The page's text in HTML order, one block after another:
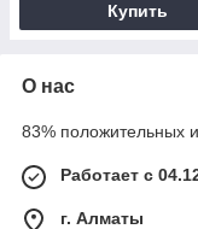
Купить
О нас
83% положительных
Работает с
г. Алматы